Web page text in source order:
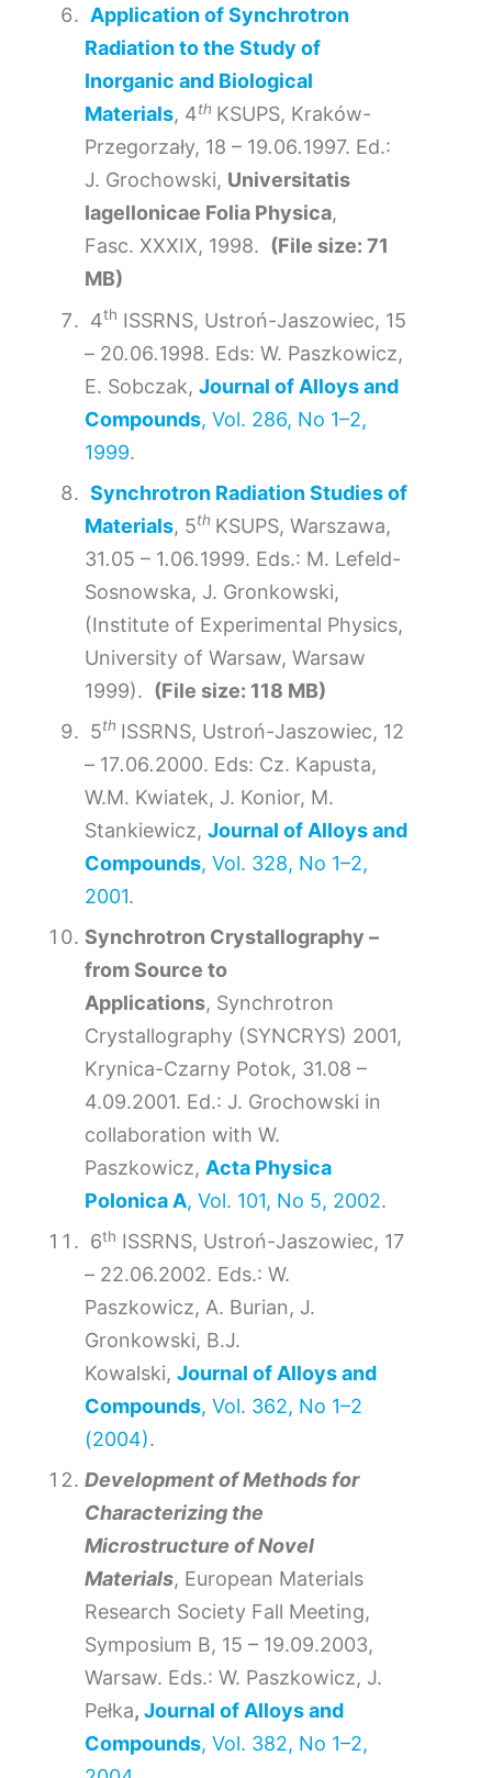
Application of Synchrotron
Radiation to the Study of
Inorganic and Biological
Materials, 4th KSUPS, Kraków-
Przegorzały, 18 – 19.06.1997. Ed.:
J. Grochowski, Universitatis
Iagellonicae Folia Physica,
Fasc. XXXIX, 1998. (File size: 71
MB)
4th ISSRNS, Ustroń-Jaszowiec, 15
– 20.06.1998. Eds: W. Paszkowicz,
E. Sobczak, Journal of Alloys and
Compounds, Vol. 286, No 1–2,
1999.
Synchrotron Radiation Studies of
Materials, 5th KSUPS, Warszawa,
31.05 – 1.06.1999. Eds.: M. Lefeld-
Sosnowska, J. Gronkowski,
(Institute of Experimental Physics,
University of Warsaw, Warsaw
1999). (File size: 118 MB)
5th ISSRNS, Ustroń-Jaszowiec, 12
– 17.06.2000. Eds: Cz. Kapusta,
W.M. Kwiatek, J. Konior, M.
Stankiewicz, Journal of Alloys and
Compounds, Vol. 328, No 1–2,
2001.
Synchrotron Crystallography –
from Source to
Applications, Synchrotron
Crystallography (SYNCRYS) 2001,
Krynica-Czarny Potok, 31.08 –
4.09.2001. Ed.: J. Grochowski in
collaboration with W.
Paszkowicz, Acta Physica
Polonica A, Vol. 101, No 5, 2002.
6th ISSRNS, Ustroń-Jaszowiec, 17
– 22.06.2002. Eds.: W.
Paszkowicz, A. Burian, J.
Gronkowski, B.J.
Kowalski, Journal of Alloys and
Compounds, Vol. 362, No 1–2
(2004).
Development of Methods for
Characterizing the
Microstructure of Novel
Materials, European Materials
Research Society Fall Meeting,
Symposium B, 15 – 19.09.2003,
Warsaw. Eds.: W. Paszkowicz, J.
Pełka, Journal of Alloys and
Compounds, Vol. 382, No 1–2,